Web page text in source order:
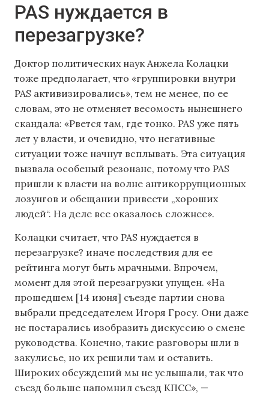
PAS нуждается в
перезагрузке?
Доктор политических наук Анжела Колацки
тоже предполагает, что «группировки внутри
PAS активизировались», тем не менее, по ее
словам, это не отменяет весомость нынешнего
скандала: «Рвется там, где тонко. PAS уже пять
лет у власти, и очевидно, что негативные
ситуации тоже начнут всплывать. Эта ситуация
вызвала особеный резонанс, потому что PAS
пришли к власти на волне антикоррупционных
лозунгов и обещании привести „хороших
людей“. На деле все оказалось сложнее».
Колацки считает, что PAS нуждается в
перезагрузке? иначе последствия для ее
рейтинга могут быть мрачными. Впрочем,
момент для этой перезагрузки упущен. «На
прошедшем [14 июня] съезде партии снова
выбрали председателем Игоря Гросу. Они даже
не постарались изобразить дискуссию о смене
руководства. Конечно, такие разговоры шли в
закулисье, но их решили там и оставить.
Широких обсуждений мы не услышали, так что
съезд больше напомнил съезд КПСС», —